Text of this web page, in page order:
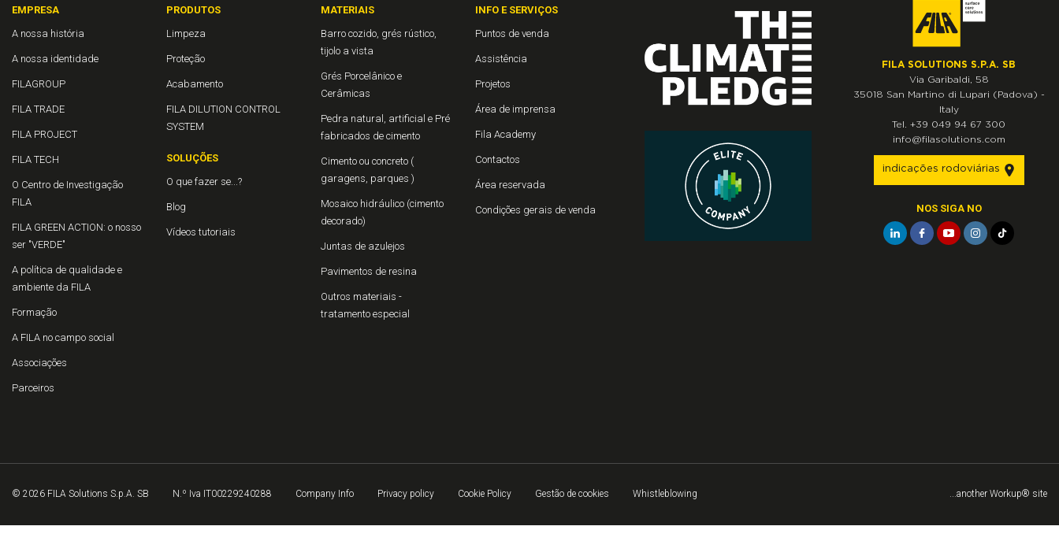
EMPRESA
A nossa história
A nossa identidade
FILAGROUP
FILA TRADE
FILA PROJECT
FILA TECH
O Centro de Investigação
FILA
FILA GREEN ACTION: o nosso
ser "VERDE"
A política de qualidade e
ambiente da FILA
Formação
A FILA no campo social
Associações
Parceiros
PRODUTOS
Limpeza
Proteção
Acabamento
FILA DILUTION CONTROL
SYSTEM
SOLUÇÕES
O que fazer se...?
Blog
Vídeos tutoriais
MATERIAIS
Barro cozido, grés rústico,
tijolo a vista
Grés Porcelânico e
Cerâmicas
Pedra natural, artificial e Pré
fabricados de cimento
Cimento ou concreto (
garagens, parques )
Mosaico hidráulico (cimento
decorado)
Juntas de azulejos
Pavimentos de resina
Outros materiais -
tratamento especial
INFO E SERVIÇOS
Puntos de venda
Assistência
Projetos
Área de imprensa
Fila Academy
Contactos
Área reservada
Condições gerais de venda
FILA SOLUTIONS S.P.A. SB
Via Garibaldi, 58
35018 San Martino di Lupari (Padova) -
Italy
Tel. +39 049 94 67 300
info@filasolutions.com
indicações rodoviárias
NOS SIGA NO
© 2026 FILA Solutions S.p.A. SB N.º Iva IT00229240288 Company Info Privacy policy Cookie Policy Gestão de cookies Whistleblowing ...another Workup® site